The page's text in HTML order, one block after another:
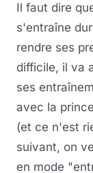
Il faut dire
s'entraîne
rendre ses
difficile, il va
ses
avec la
(et ce n'est
suivant, on
en mode